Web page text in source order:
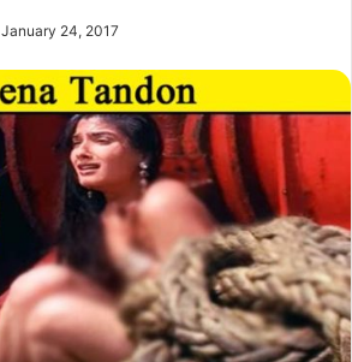
January 24, 2017